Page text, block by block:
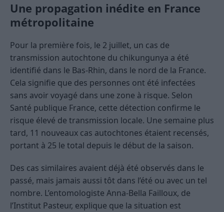
Une propagation inédite en France
métropolitaine
Pour la première fois, le 2 juillet, un cas de
transmission autochtone du chikungunya a été
identifié dans le Bas-Rhin, dans le nord de la France.
Cela signifie que des personnes ont été infectées
sans avoir voyagé dans une zone à risque. Selon
Santé publique France, cette détection confirme le
risque élevé de transmission locale. Une semaine plus
tard, 11 nouveaux cas autochtones étaient recensés,
portant à 25 le total depuis le début de la saison.
Des cas similaires avaient déjà été observés dans le
passé, mais jamais aussi tôt dans l’été ou avec un tel
nombre. L’entomologiste Anna-Bella Failloux, de
l’Institut Pasteur, explique que la situation est